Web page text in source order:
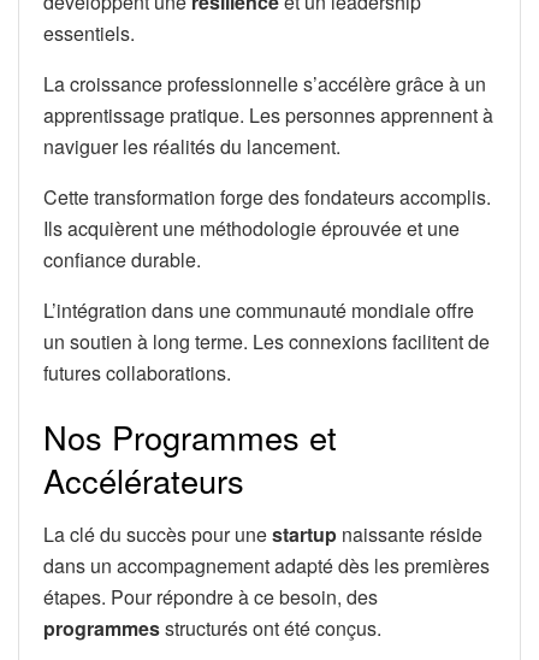
essentiels.
La croissance professionnelle s’accélère grâce à un
apprentissage pratique. Les personnes apprennent à
naviguer les réalités du lancement.
Cette transformation forge des fondateurs accomplis.
Ils acquièrent une méthodologie éprouvée et une
confiance durable.
L’intégration dans une communauté mondiale offre
un soutien à long terme. Les connexions facilitent de
futures collaborations.
Nos Programmes et
Accélérateurs
La clé du succès pour unestartup naissante réside
dans un accompagnement adapté dès les premières
étapes. Pour répondre à ce besoin, des
programmesstructurés ont été conçus.